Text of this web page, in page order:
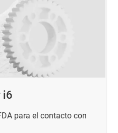
i6
para el contacto con